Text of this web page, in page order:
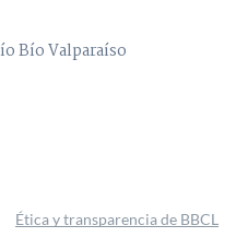
Bío Valparaíso
Ética y transparencia de BBCL